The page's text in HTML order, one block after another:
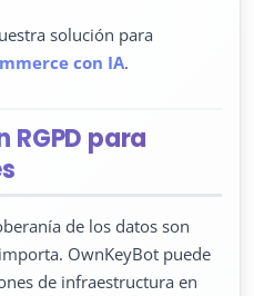
solución para
con IA.
para
de los datos son
OwnKeyBot puede
de infraestructura en